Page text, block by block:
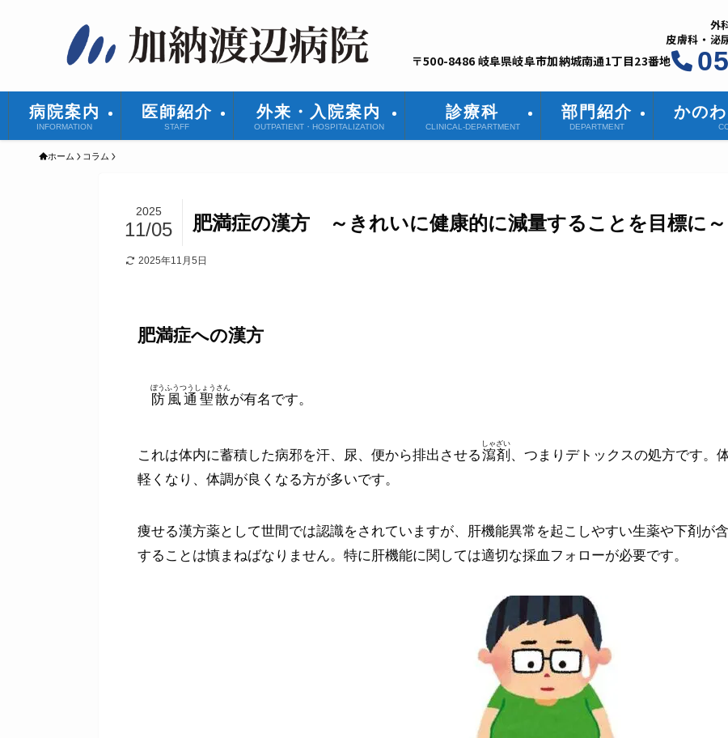
病院案内
INFORMATION
医師紹介
STAFF
外来・入院案内
OUTPATIENT・HOSPITALIZATION
診療科
CLINICAL-DEPARTMENT
部門紹介
DEPARTMENT
かの
外
皮膚科・泌
〒500-8486 岐阜県岐阜市加納城南通1丁目23番地
ホーム コラム
肥満症の漢方 ～きれいに健康的に減量することを目標に～
2025
11/05
2025年11月5日
肥満症への漢方
防風通聖散
ぼうふうつうしょうさん
が有名です。
これは体内に蓄積した病邪を汗、尿、便から排出させる瀉剤
しゃざい
、つまりデトックスの処方です。
軽くなり、体調が良くなる方が多いです。
痩せる漢方薬として世間では認識をされていますが、肝機能異常を起こしやすい生薬や下剤が
することは慎まねばなりません。特に肝機能に関しては適切な採血フォローが必要です。